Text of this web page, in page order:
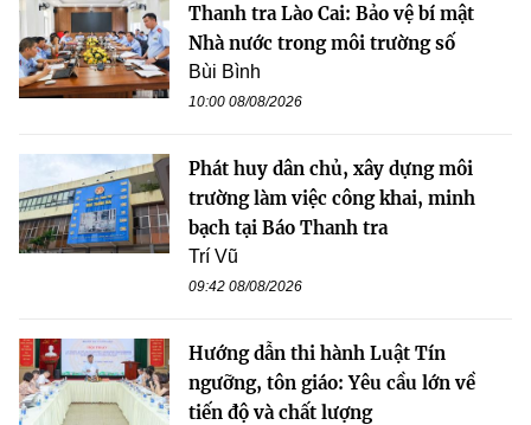
Thanh tra Lào Cai: Bảo vệ bí mật
Nhà nước trong môi trường số
Bùi Bình
10:00 08/08/2026
Phát huy dân chủ, xây dựng môi
trường làm việc công khai, minh
bạch tại Báo Thanh tra
Trí Vũ
09:42 08/08/2026
Hướng dẫn thi hành Luật Tín
ngưỡng, tôn giáo: Yêu cầu lớn về
tiến độ và chất lượng